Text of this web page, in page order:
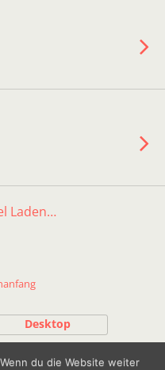
Laden…
Desktop
|
Wenn du die Website weiter